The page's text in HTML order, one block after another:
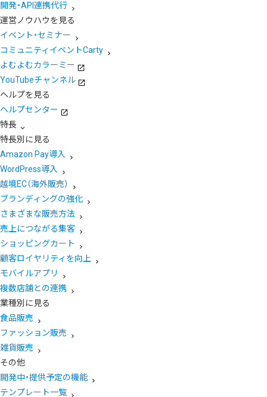
開発・API連携代行
運営ノウハウを見る
イベント・セミナー
コミュニティイベントCarty
よむよむカラーミー
YouTubeチャンネル
ヘルプを見る
ヘルプセンター
特長
特長別に見る
Amazon Pay導入
WordPress導入
越境EC（海外販売）
ブランディングの強化
さまざまな販売方法
売上につながる集客
ショッピングカート
顧客ロイヤリティを向上
モバイルアプリ
複数店舗との連携
業種別に見る
食品販売
ファッション販売
雑貨販売
その他
開発中・提供予定の機能
テンプレート一覧